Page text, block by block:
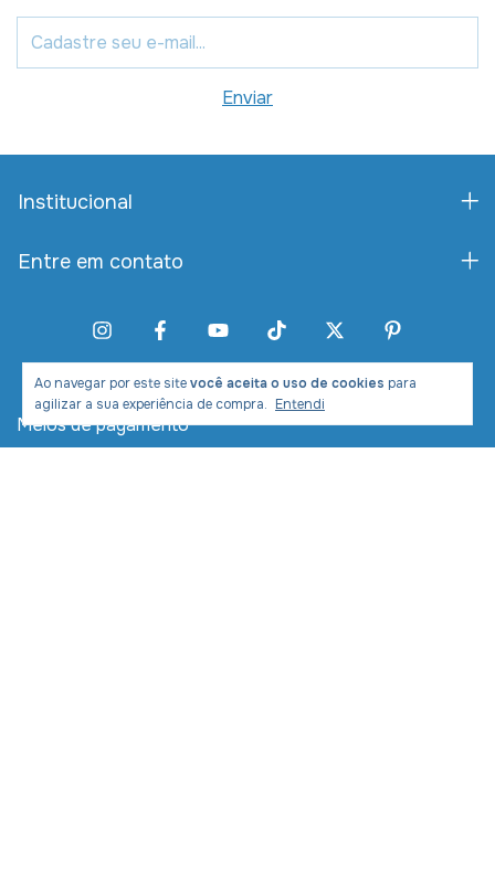
Ao navegar por este sitevocê aceita o uso de cookies para
agilizar a sua experiência de compra. Entendi
Institucional
Entre em contato
Meios de pagamento